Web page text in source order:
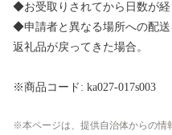
◆お受取りされてから日数が経
◆申請者と異なる場所への配
返礼品が戻ってきた場合。
※商品コード: ka027-017s003
本ページは、提供自治体からの情